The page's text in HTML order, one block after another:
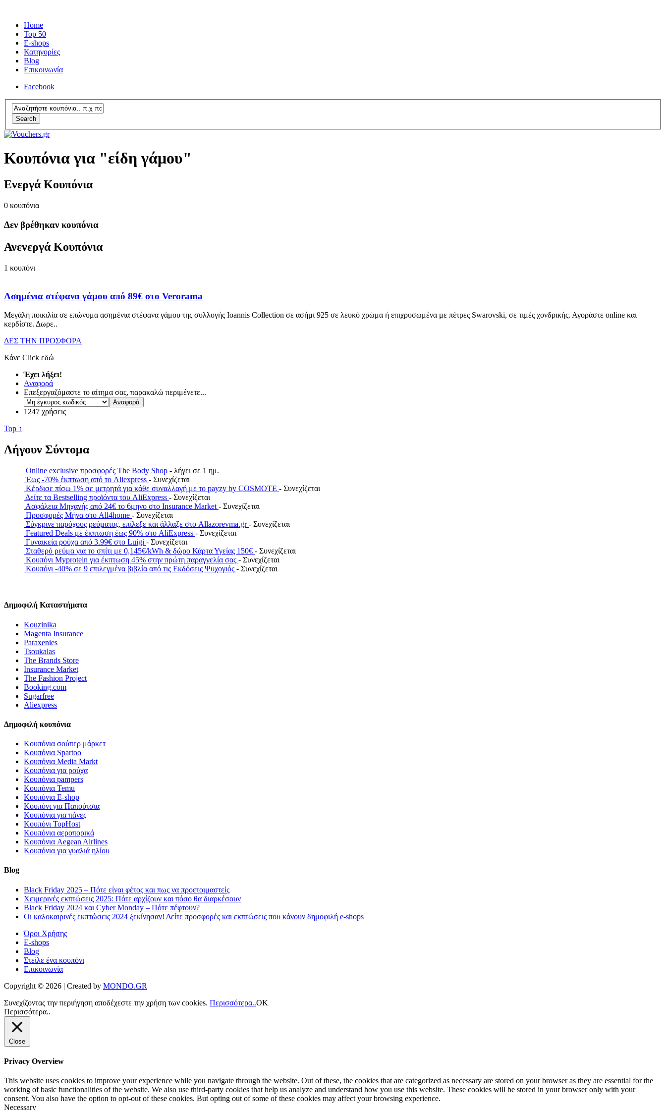
Home
Top 50
E-shops
Κατηγορίες
Blog
Επικοινωνία
Facebook
Search
Κουπόνια για "είδη γάμου"
Ενεργά Κουπόνια
0 κουπόνια
Δεν βρέθηκαν κουπόνια
Ανενεργά Κουπόνια
1 κουπόνι
Ασημένια στέφανα γάμου από 89€ στο Verorama
Μεγάλη ποικιλία σε επώνυμα ασημένια στέφανα γάμου της συλλογής Ioannis Collection σε ασήμι 925 σε λευκό χρώμα ή επιχρυσωμένα με πέτρες Swarovski, σε τιμές χονδρικής. Αγοράστε online και
κερδίστε. Δωρε..
ΔΕΣ ΤΗΝ ΠΡΟΣΦΟΡΑ
Κάνε Click εδώ
Έχει λήξει!
Αναφορά
Επεξεργαζόμαστε το αίτημα σας, παρακαλώ περιμένετε...
1247 χρήσεις
Top ↑
Λήγουν Σύντομα
Online exclusive προσφορές The Body Shop - λήγει σε 1 ημ.
Έως -70% έκπτωση από το Aliexpress - Συνεχίζεται
Κέρδισε πίσω 1% σε μετρητά για κάθε συναλλαγή με το payzy by COSMOTE - Συνεχίζεται
Δείτε τα Bestselling προϊόντα του AliExpress - Συνεχίζεται
Ασφάλεια Μηχανής από 24€ το 6μηνο στο Insurance Market - Συνεχίζεται
Προσφορές Μήνα στο All4home - Συνεχίζεται
Σύγκρινε παρόχους ρεύματος, επίλεξε και άλλαξε στο Allazorevma.gr- Συνεχίζεται
Featured Deals με έκπτωση έως 90% στο AliExpress - Συνεχίζεται
Γυναικεία ρούχα από 3.99€ στο Luigi - Συνεχίζεται
Σταθερό ρεύμα για το σπίτι με 0,145€/kWh & δώρο Κάρτα Υγείας 150€ - Συνεχίζεται
Κουπόνι Myprotein για έκπτωση 45% στην πρώτη παραγγελία σας - Συνεχίζεται
Κουπόνι -40% σε 9 επιλεγμένα βιβλία από τις Εκδόσεις Ψυχογιός - Συνεχίζεται
Δημοφιλή Καταστήματα
Kouzinika
Magenta Insurance
Paraxenies
Tsoukalas
The Brands Store
Insurance Market
The Fashion Project
Booking.com
Sugarfree
Aliexpress
Δημοφιλή κουπόνια
Κουπόνια σούπερ μάρκετ
Κουπόνια Spartoo
Κουπόνια Media Markt
Κουπόνια για ρούχα
Κουπόνια pampers
Κουπόνια Temu
Κουπόνια E-shop
Κουπόνι για Παπούτσια
Κουπόνια για πάνες
Κουπόνι TopHost
Κουπόνια αεροπορικά
Κουπόνια Aegean Airlines
Κουπόνια για γυαλιά ηλίου
Blog
Black Friday 2025 – Πότε είναι φέτος και πως να προετοιμαστείς
Χειμερινές εκπτώσεις 2025: Πότε αρχίζουν και πόσο θα διαρκέσουν
Black Friday 2024 και Cyber Monday – Πότε πέφτουν?
Οι καλοκαιρινές εκπτώσεις 2024 ξεκίνησαν! Δείτε προσφορές και εκπτώσεις που κάνουν δημοφιλή e-shops
Όροι Χρήσης
E-shops
Blog
Στείλε ένα κουπόνι
Επικοινωνία
Copyright © 2026 | Created by MONDO.GR
Συνεχίζοντας την περιήγηση αποδέχεστε την χρήση των cookies. Περισσότερα..ΟΚ
Περισσότερα..
Close
Privacy Overview
This website uses cookies to improve your experience while you navigate through the website. Out of these, the cookies that are categorized as necessary are stored on your browser as they are essential for the
working of basic functionalities of the website. We also use third-party cookies that help us analyze and understand how you use this website. These cookies will be stored in your browser only with your
consent. You also have the option to opt-out of these cookies. But opting out of some of these cookies may affect your browsing experience.
Necessary